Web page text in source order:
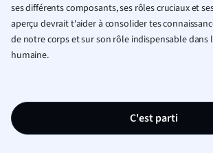
ses différents composants, ses rôles cruciaux et
aperçu devrait t'aider à consolider tes
de notre corps et sur son rôle indispensable dans
humaine.
C'est parti